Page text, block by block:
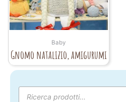
Baby
Gnomo natalizio, amigurumi
Products
search